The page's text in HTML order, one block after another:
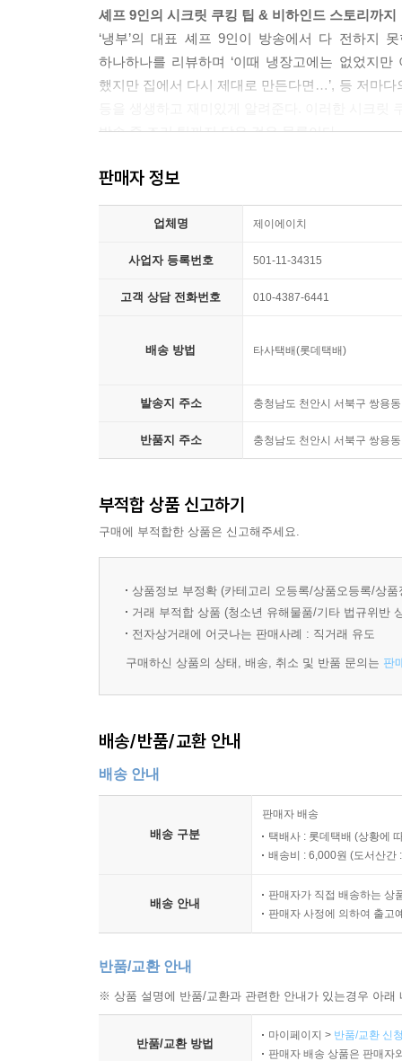
연양만점
샘앤치즈그라탱
아빠손 피자
오리 감자 너엇~!
3. Chef 정창욱
삼겹살 플레이트
괜찮아, 목심이야
타코 리턴
순결한 튀김
우와한 양갈비
4. Chef 홍석천
다 줄게라면
렛잇컵
홍런볼
삼국회담
털업 샐러드
행사의 완자님
키스버거
5. Chef 미카엘
마이 스위트 베이비
가슴이 콩닭콩닭
백 투 더 치킨
비어 슈림프
소테미너
셰프 9인의 시크릿 쿠킹 팁 & 비하인드 스토리까지
‘냉부’의 대표 셰프 9인이 방송에서 다 전하지
하나하나를 리뷰하며 ‘이때 냉장고에는 없었지
했지만 집에서 다시 제대로 만든다면…’, 등 저마
방송 중 조리 팁까지 담은 것은 물론이다.
요리 초보를 위한 정확한 조리 분량 수록
방송을 본 후 아쉬운 것은 정확한 조리 분량을 알
되물을 정도로 15분이라는 짧은 시간에 오직 혀
하지만 요리 초보에게 조리 분량은 반드시 필
만들어지기도 했는데 책 속 조리 분량은 보편적
방송 조리 과정을 캡처 컷으로 담아 더욱 리얼하게
이 책의 요리 과정 컷은 새로이 촬영한 것이
하나하나 붙잡아 둔 듯 한 느낌을 얻을 수 있다.
또 어떤 상태가 될 때까지 조리했는지 등을 대략
판매자 정보
업체명 제이에이치
사업자 등록번호 501-11-34315
고객 상담 전화번호 010-4387-6441
배송 방법 타사택배(롯데택배)
발송지 주소 충청남도 천안시 서북구 쌍용
반품지 주소 충청남도 천안시 서북구 쌍용
부적합 상품 신고하기
구매에 부적합한 상품은 신고해주세요.
상품정보 부정확 (카테고리 오등록/상품오등록/상
거래 부적합 상품 (청소년 유해물품/기타 법규위반
전자상거래에 어긋나는 판매사례 : 직거래 유도
구매하신 상품의 상태, 배송, 취소 및 반품 문의는 판
배송/반품/교환 안내
배송 안내
배송 구분
판매자 배송
택배사 : 롯데택배 (상황에
배송비 : 6,000원 (도서산간
배송 안내
판매자가 직접 배송하는 상
판매자 사정에 의하여 출고
반품/교환 안내
※ 상품 설명에 반품/교환과 관련한 안내가 있는경우 아
반품/교환 방법
마이페이지 > 반품/교환 신
판매자 배송 상품은 판매자